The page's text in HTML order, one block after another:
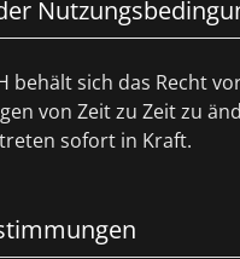
behält sich das Recht
von Zeit zu Zeit zu
sofort in Kraft.